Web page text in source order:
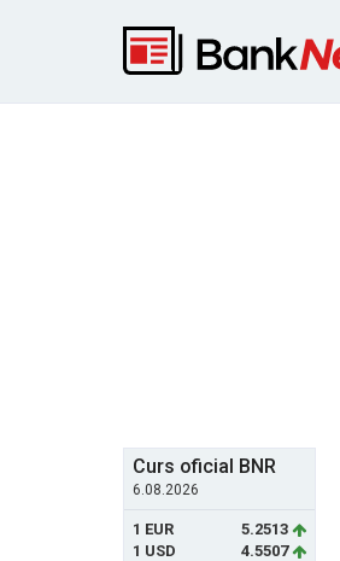
Curs oficial BNR
6.08.2026
1 EUR
5.2513
1 USD
4.5507